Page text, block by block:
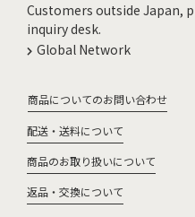
Customers outside Japan,
inquiry desk.
Global Network
商品についてのお問い合わせ
配送・送料について
商品のお取り扱いについて
返品・交換について